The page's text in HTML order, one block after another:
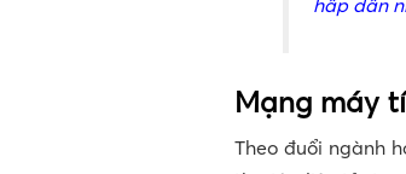
hấp dẫn
Mạng máy
Theo đuổi ngành